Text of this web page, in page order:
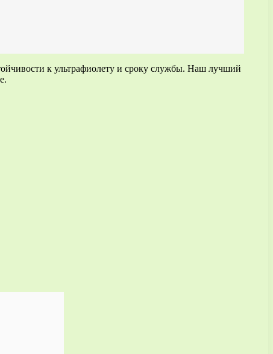
к ультрафиолету и сроку службы. Наш лучший